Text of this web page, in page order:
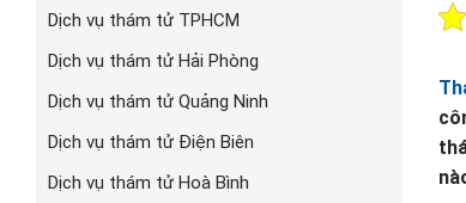
Dịch vụ thám tử TPHCM
Dịch vụ thám tử Hải Phòng
Dịch vụ thám tử Quảng Ninh
Dịch vụ thám tử Điện Biên
Dịch vụ thám tử Hoà Bình